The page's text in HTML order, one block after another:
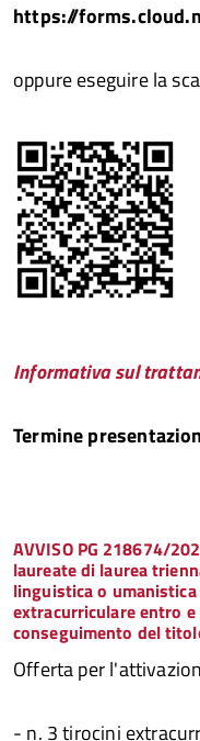
https://
oppure eseguire la
Informativa sul
Termine
AVVISO PG 218674/
laureate di laurea
linguistica o
extracurriculare entro
conseguimento del
Offerta per
- n. 3 tirocini